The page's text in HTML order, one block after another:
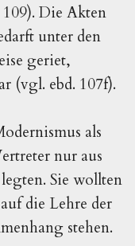
Die Akten
unter den
geriet,
(vgl. ebd. 107f).
als
nur aus
Sie wollten
die Lehre der
stehen.